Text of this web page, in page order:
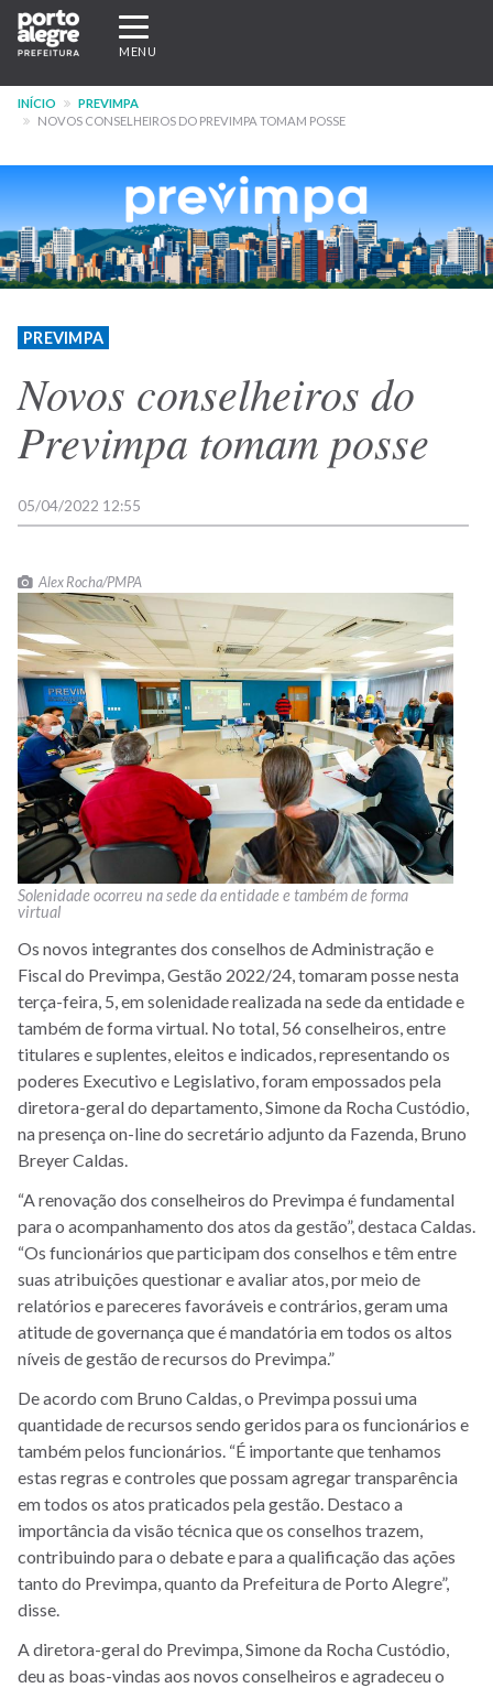
Pular
para
conteúdo
principal
Expandir/recolher
navegação
MENU
INÍCIO
PREVIMPA
NOVOS CONSELHEIROS DO PREVIMPA TOMAM POSSE
PREVIMPA
Novos conselheiros do
Previmpa tomam posse
05/04/2022 12:55
Alex Rocha/PMPA
Solenidade ocorreu na sede da entidade e também de forma
virtual
Os novos integrantes dos conselhos de Administração e
Fiscal do Previmpa, Gestão 2022/24, tomaram posse nesta
terça-feira, 5, em solenidade realizada na sede da entidade e
também de forma virtual. No total, 56 conselheiros, entre
titulares e suplentes, eleitos e indicados, representando os
poderes Executivo e Legislativo, foram empossados pela
diretora-geral do departamento, Simone da Rocha Custódio,
na presença on-line do secretário adjunto da Fazenda, Bruno
Breyer Caldas.
“A renovação dos conselheiros do Previmpa é fundamental
para o acompanhamento dos atos da gestão”, destaca Caldas.
“Os funcionários que participam dos conselhos e têm entre
suas atribuições questionar e avaliar atos, por meio de
relatórios e pareceres favoráveis e contrários, geram uma
atitude de governança que é mandatória em todos os altos
níveis de gestão de recursos do Previmpa.”
De acordo com Bruno Caldas, o Previmpa possui uma
quantidade de recursos sendo geridos para os funcionários e
também pelos funcionários. “É importante que tenhamos
estas regras e controles que possam agregar transparência
em todos os atos praticados pela gestão. Destaco a
importância da visão técnica que os conselhos trazem,
contribuindo para o debate e para a qualificação das ações
tanto do Previmpa, quanto da Prefeitura de Porto Alegre”,
disse.
A diretora-geral do Previmpa, Simone da Rocha Custódio,
deu as boas-vindas aos novos conselheiros e agradeceu o